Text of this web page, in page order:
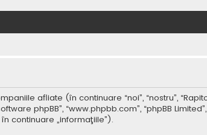
afliate (în continuare “noi”, “nostru”,
phpBB”, “www.phpbb.com”, “phpBB
continuare „informaţiile”).